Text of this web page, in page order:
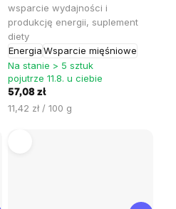
wsparcie wydajności i
produkcję energii, suplement
diety
EnergiaWsparcie mięśniowe
Na stanie > 5 sztuk
pojutrze 11.8. u ciebie
57,08 zł
Cena
11,42 zł / 100 g